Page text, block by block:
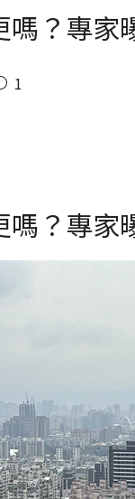
？專家
1
？專家